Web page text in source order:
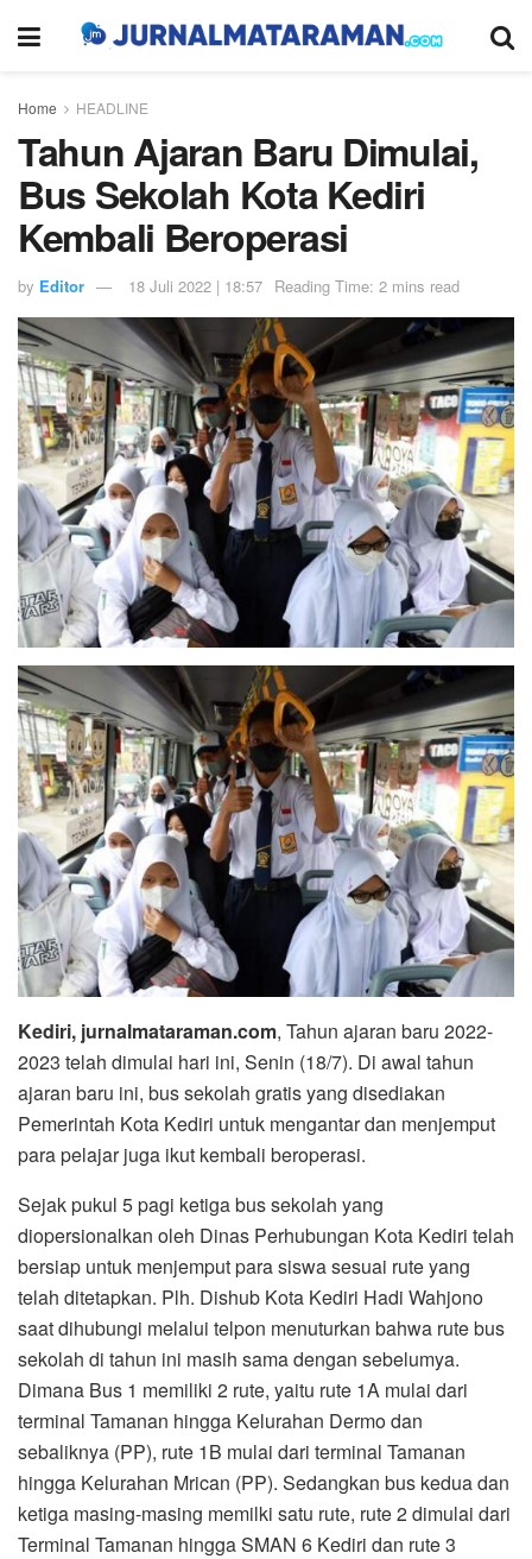
Home HEADLINE
Tahun Ajaran Baru Dimulai,
Bus Sekolah Kota Kediri
Kembali Beroperasi
by Editor 18 Juli 2022 | 18:57 Reading Time: 2 mins read
Kediri, jurnalmataraman.com, Tahun ajaran baru 2022-
2023 telah dimulai hari ini, Senin (18/7). Di awal tahun
ajaran baru ini, bus sekolah gratis yang disediakan
Pemerintah Kota Kediri untuk mengantar dan menjemput
para pelajar juga ikut kembali beroperasi.
Sejak pukul 5 pagi ketiga bus sekolah yang
diopersionalkan oleh Dinas Perhubungan Kota Kediri telah
bersiap untuk menjemput para siswa sesuai rute yang
telah ditetapkan. Plh. Dishub Kota Kediri Hadi Wahjono
saat dihubungi melalui telpon menuturkan bahwa rute bus
sekolah di tahun ini masih sama dengan sebelumya.
Dimana Bus 1 memiliki 2 rute, yaitu rute 1A mulai dari
terminal Tamanan hingga Kelurahan Dermo dan
sebaliknya (PP), rute 1B mulai dari terminal Tamanan
hingga Kelurahan Mrican (PP). Sedangkan bus kedua dan
ketiga masing-masing memilki satu rute, rute 2 dimulai dari
Terminal Tamanan hingga SMAN 6 Kediri dan rute 3